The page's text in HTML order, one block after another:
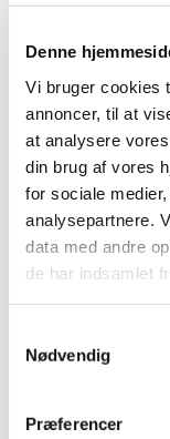
Denne
Vi bruger cookies
annoncer, til at
at analysere
din brug af vores
for sociale
analysepartnere.
data med andre
de har indsamlet
Nødvendig
Præferencer
Skal vi tage